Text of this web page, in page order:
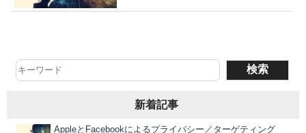
新着記事
AppleとFacebookによるプライバシー／ターゲティング